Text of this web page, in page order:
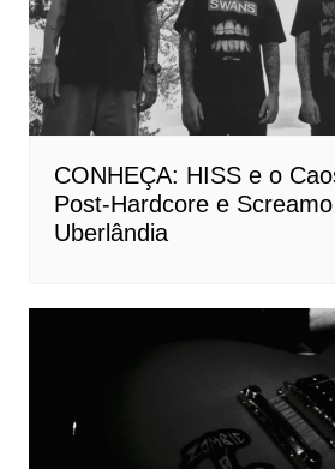
CONHEÇA: HISS e o
Post-Hardcore e
Uberlândia